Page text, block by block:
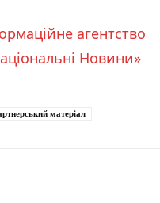
агентство
Новини»
матеріал